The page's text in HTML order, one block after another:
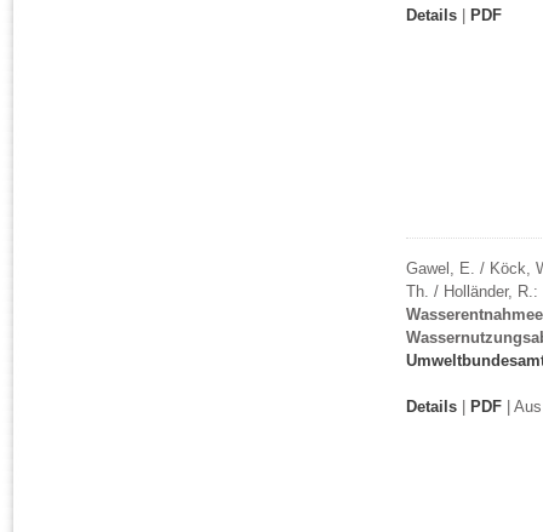
Details PDF
Gawel, E. / Köck,
Th. / Holländer, R.:
Details | PDF |